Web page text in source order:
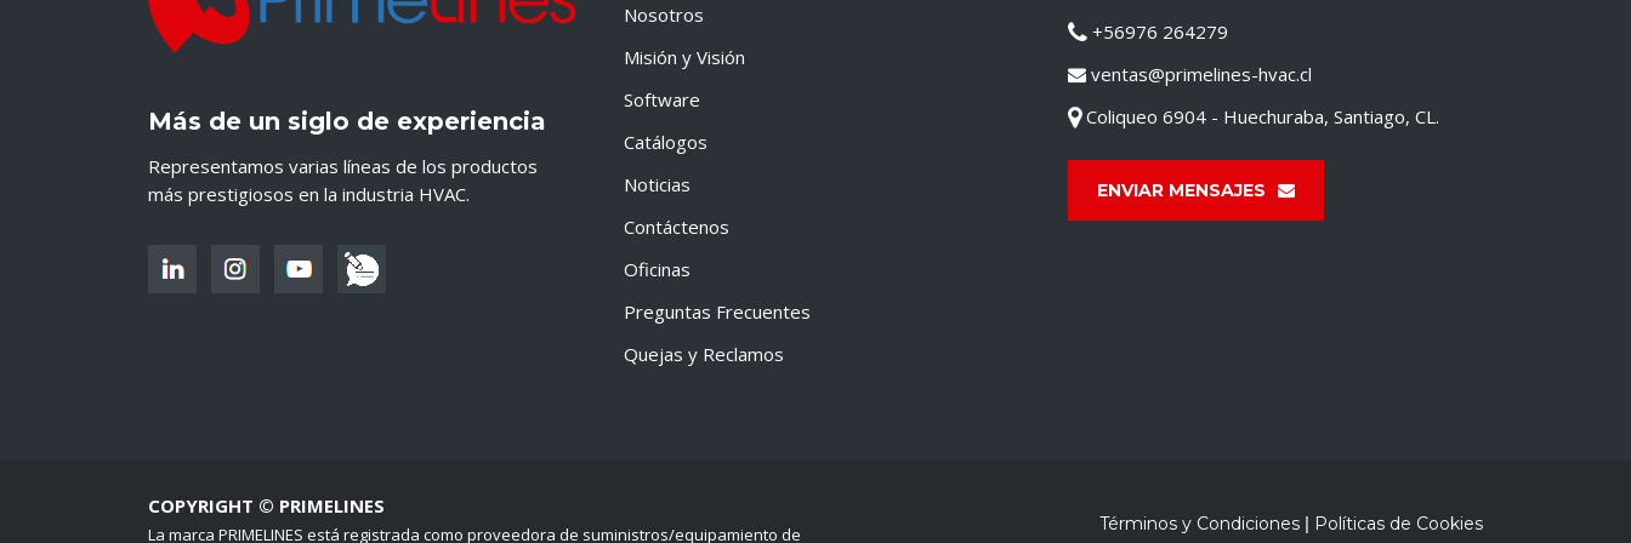
Más de un siglo de experiencia
Representamos varias líneas de los productos
más prestigiosos en la industria HVAC.
Nosotros
Misión y Visión
Software
Catálogos
Noticias
Contáctenos
Oficinas
Preguntas Frecuentes
Quejas y Reclamos
+56976 264279
ventas@primelines-hvac.cl
Coliqueo 6904 - Huechuraba, Santiago, CL.
ENVIAR MENSAJES
COPYRIGHT © PRIMELINES
La marca PRIMELINES está registrada como proveedora de suministros/equipamiento de Términos y Condiciones | Políticas de Cookies